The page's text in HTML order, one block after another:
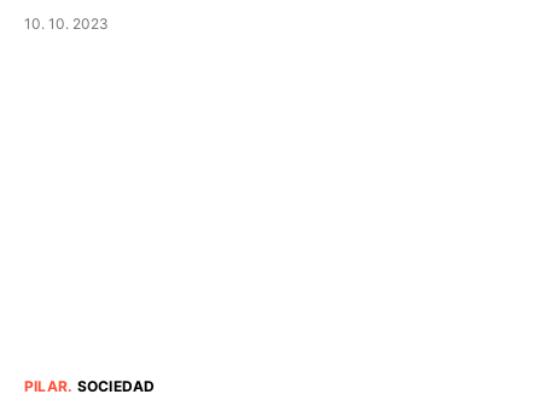
10. 10. 2023
PILAR. SOCIEDAD